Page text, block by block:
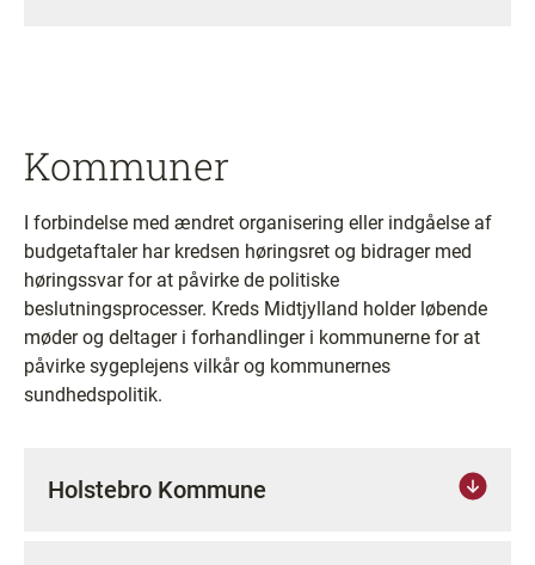
Kommuner
I forbindelse med ændret organisering eller indgåelse af
budgetaftaler har kredsen høringsret og bidrager med
høringssvar for at påvirke de politiske
beslutningsprocesser. Kreds Midtjylland holder løbende
møder og deltager i forhandlinger i kommunerne for at
påvirke sygeplejens vilkår og kommunernes
sundhedspolitik.
Holstebro Kommune